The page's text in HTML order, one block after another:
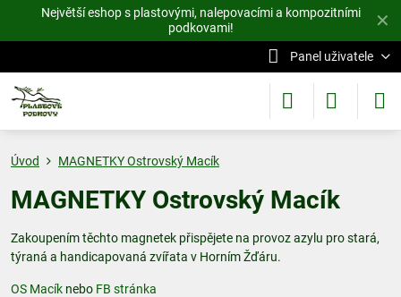
✕
Největší eshop s plastovými, nalepovacími a kompozitními
podkovami!
Panel uživatele
Úvod MAGNETKY Ostrovský Macík
MAGNETKY Ostrovský Macík
Zakoupením těchto magnetek přispějete na provoz azylu pro stará,
týraná a handicapovaná zvířata v Horním Žďáru.
OS Macík nebo FB stránka